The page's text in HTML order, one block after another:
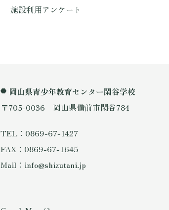
施設利用アンケート
岡山県青少年教育センター閑谷学校
〒705-0036 岡山県備前市閑谷784
TEL：0869-67-1427
FAX：0869-67-1645
Mail：info@shizutani.jp